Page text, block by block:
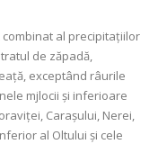
al precipitaţiilor
de zăpadă,
exceptând râurile
mjlocii şi inferioare
Caraşului, Nerei,
al Oltului şi cele